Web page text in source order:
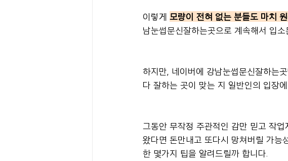
이렇게 모량이 전혀 없는 분들도 마치
남눈썹문신잘하는곳으로 계속해서 입
하지만, 네이버에 강남눈썹문신잘하는
다 잘하는 곳이 맞는 지 일반인의 입장
그동안 무작정 주관적인 감만 믿고 작
왔다면 돈만내고 또다시 망쳐버릴 가능
한 몇가지 팁을 알려드릴까 합니다.